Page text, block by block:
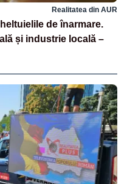
Realitatea din AUR
de înarmare.
și industrie locală –